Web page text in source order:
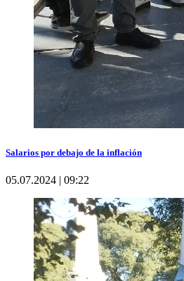
Salarios por debajo de la inflación
05.07.2024 | 09:22